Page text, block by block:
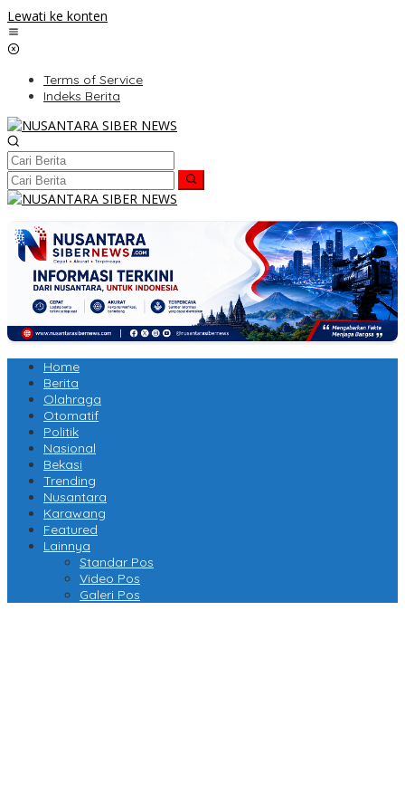
Lewati ke konten
Terms of Service
Indeks Berita
Home
Berita
Olahraga
Otomatif
Politik
Nasional
Bekasi
Trending
Nusantara
Karawang
Featured
Lainnya
Standar Pos
Video Pos
Galeri Pos